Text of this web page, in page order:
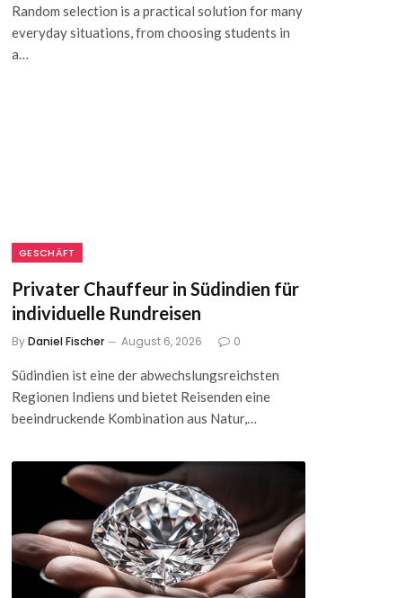
Random selection is a practical solution for many
everyday situations, from choosing students in
a…
GESCHÄFT
Privater Chauffeur in Südindien für
individuelle Rundreisen
ByDaniel Fischer August 6, 2026 0
Südindien ist eine der abwechslungsreichsten
Regionen Indiens und bietet Reisenden eine
beeindruckende Kombination aus Natur,…